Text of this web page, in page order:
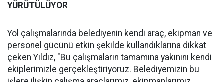
YÜRÜTÜLÜYOR
Yol çalışmalarında belediyenin kendi araç, ekipman ve
personel gücünü etkin şekilde kullandıklarına dikkat
çeken Yıldız, "Bu çalışmaların tamamına yakınını kendi
ekiplerimizle gerçekleştiriyoruz. Belediyemizin bu